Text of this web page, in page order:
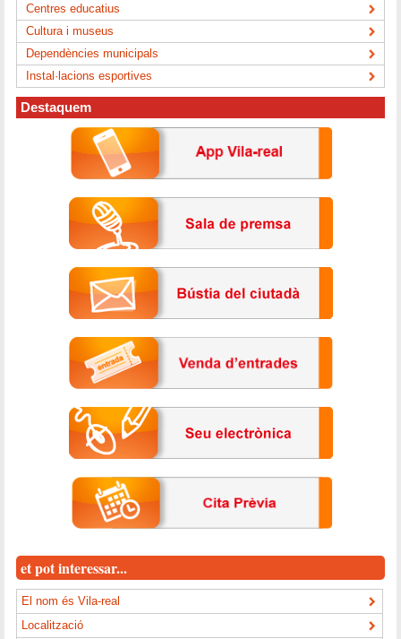
Centres educatius
Cultura i museus
Dependències municipals
Instal·lacions esportives
Destaquem
et pot interessar...
El nom és Vila-real
Localització